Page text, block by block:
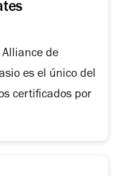
de
es el único del
certificados por